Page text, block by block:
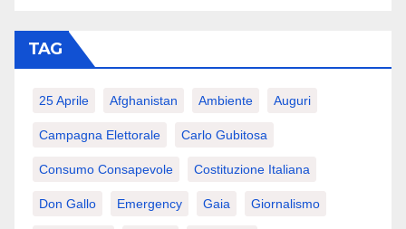
TAG
25 Aprile Afghanistan Ambiente Auguri
Campagna Elettorale Carlo Gubitosa
Consumo Consapevole Costituzione Italiana
Don Gallo Emergency Gaia Giornalismo